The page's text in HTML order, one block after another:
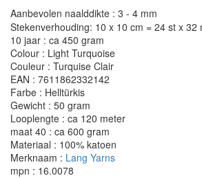
Aanbevolen naalddikte : 3 - 4 mm
Stekenverhouding: 10 x 10 cm = 24 st x 32
10 jaar : ca 450 gram
Colour : Light Turquoise
Couleur : Turquise Clair
EAN : 7611862332142
Farbe : Helltürkis
Gewicht : 50 gram
Looplengte : ca 120 meter
maat 40 : ca 600 gram
Materiaal : 100% katoen
Merknaam : Lang Yarns
mpn : 16.0078